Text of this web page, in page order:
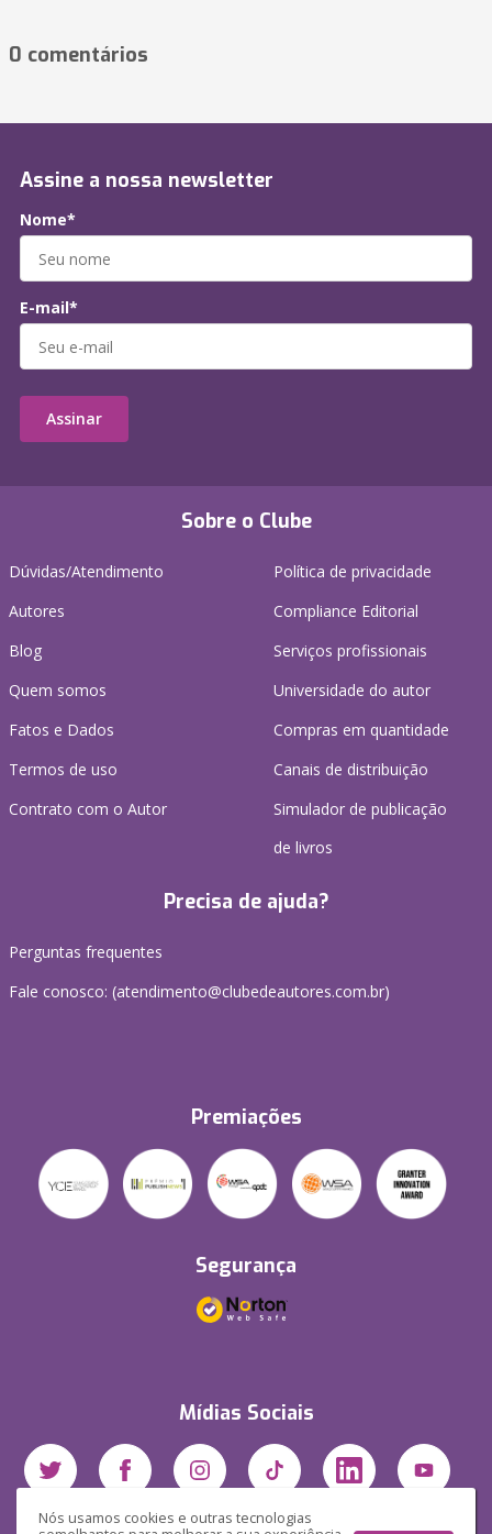
Nós usamos cookies e outras tecnologias
0 comentários
Sobre o Clube
Dúvidas/Atendimento
Autores
Blog
Quem somos
Fatos e Dados
Termos de uso
Contrato com o Autor
Política de privacidade
Compliance Editorial
Serviços profissionais
Universidade do autor
Compras em quantidade
Canais de distribuição
Simulador de publicação
de livros
Precisa de ajuda?
Perguntas frequentes
Fale conosco: (atendimento@clubedeautores.com.br)
Premiações
Segurança
Mídias Sociais
Assine a nossa newsletter
Nome*
E-mail*
Assinar